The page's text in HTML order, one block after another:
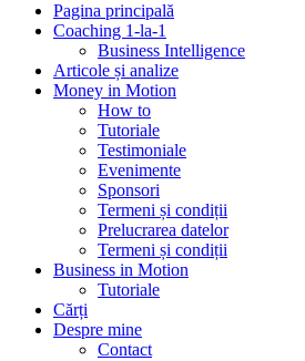
Pagina principală
Coaching 1-la-1
Business Intelligence
Articole și analize
Money in Motion
How to
Tutoriale
Testimoniale
Evenimente
Sponsori
Termeni și condiții
Prelucrarea datelor
Termeni și condiții
Business in Motion
Tutoriale
Cărți
Despre mine
Contact